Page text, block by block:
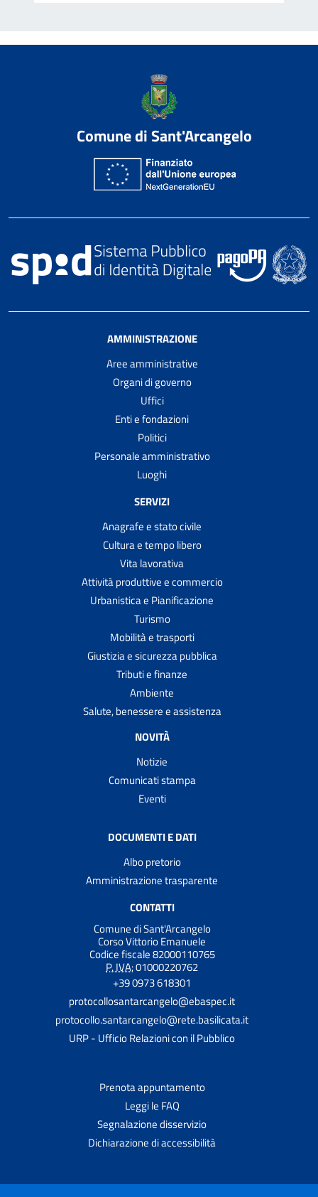
Comune di Sant'Arcangelo
AMMINISTRAZIONE
Aree amministrative
Organi di governo
Uffici
Enti e fondazioni
Politici
Personale amministrativo
Luoghi
SERVIZI
Anagrafe e stato civile
Cultura e tempo libero
Vita lavorativa
Attività produttive e commercio
Urbanistica e Pianificazione
Turismo
Mobilità e trasporti
Giustizia e sicurezza pubblica
Tributi e finanze
Ambiente
Salute, benessere e assistenza
NOVITÀ
Notizie
Comunicati stampa
Eventi
DOCUMENTI E DATI
Albo pretorio
Amministrazione trasparente
CONTATTI
Comune di Sant'Arcangelo
Corso Vittorio Emanuele
Codice fiscale 82000110765
P. IVA:01000220762
+39 0973 618301
protocollosantarcangelo@ebaspec.it
protocollo.santarcangelo@rete.basilicata.it
URP - Ufficio Relazioni con il Pubblico
Prenota appuntamento
Leggi le FAQ
Segnalazione disservizio
Dichiarazione di accessibilità